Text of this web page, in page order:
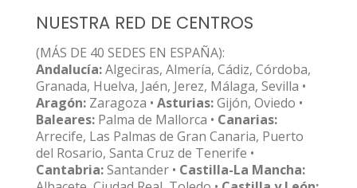
NUESTRA RED DE CENTROS
(MÁS DE 40 SEDES EN ESPAÑA):
Andalucía:Algeciras, Almería, Cádiz, Córdoba,
Granada, Huelva, Jaén, Jerez, Málaga, Sevilla •
Aragón: Zaragoza • Asturias:Gijón, Oviedo •
Baleares: Palma de Mallorca • Canarias:
Arrecife, Las Palmas de Gran Canaria, Puerto
del Rosario, Santa Cruz de Tenerife •
Cantabria:Santander • Castilla-La Mancha: